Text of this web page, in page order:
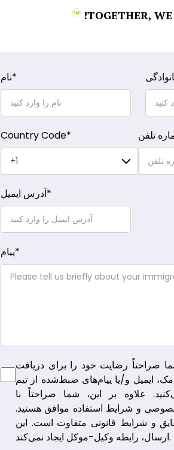
TOGETHER,
نام*
Country Code* تلفن
آدرس ایمیل*
پیام*
صراحتاً رضایت خود را برای دریافت
ایمیل و/یا پیام‌های ضبط‌شده از تیم
علاوه بر این، شما صراحتاً با
و شرایط استفاده موافق هستید.
و شرایط قانونی متفاوت است. این
ارسال، رابطه وکیل-موکل ایجاد نمی‌کند.